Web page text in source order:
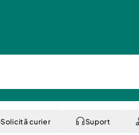
Solicită curier Suport